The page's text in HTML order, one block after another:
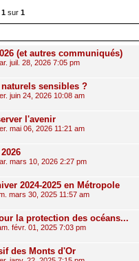
1sur 1
(et autres communiqués)
juil. 28, 2026 7:05 pm
naturels sensibles ?
juin 24, 2026 10:08 am
l'avenir
mai 06, 2026 11:21 am
mars 10, 2026 2:27 pm
2024-2025 en Métropole
mars 30, 2025 11:57 am
la protection des océans...
févr. 01, 2025 7:03 pm
des Monts d'Or